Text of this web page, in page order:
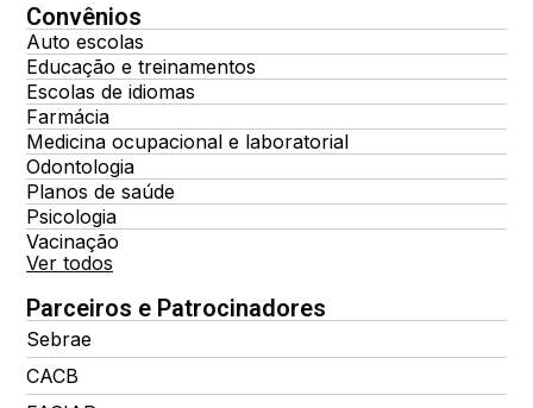
Convênios
Auto escolas
Educação e treinamentos
Escolas de idiomas
Farmácia
Medicina ocupacional e laboratorial
Odontologia
Planos de saúde
Psicologia
Vacinação
Ver todos
Parceiros e Patrocinadores
Sebrae
CACB